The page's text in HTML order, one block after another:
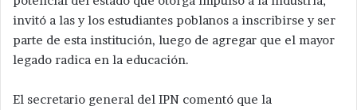
invitó a las y los estudiantes poblanos a inscribirse y ser
parte de esta institución, luego de agregar que el mayor
legado radica en la educación.
El secretario general del IPN comentó que la